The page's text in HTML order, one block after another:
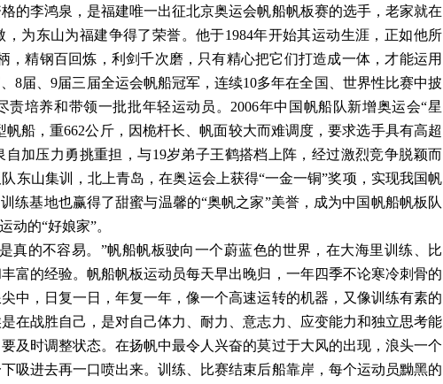
的李鸿泉，是福建唯一出征北京奥运会帆船帆板赛的选手，老家就在
为东山为福建争得了荣誉。他于1984年开始其运动生涯，正如他所
，精钢百回炼，利剑千次磨，只有精心把它们打造成一体，才能运用
8届、9届三届全运会帆船冠军，连续10多年在全国、世界性比赛中披
培养和带领一批批年轻运动员。2006年中国帆船队新增奥运会“星
帆船，重662公斤，因桅杆长、帆面较大而难调度，要求选手具有高超
加压力勇挑重担，与19岁弟子王鹤搭档上阵，经过激烈竞争脱颖而
东山集训，北上青岛，在奥运会上获得“一金一铜”奖项，实现我国帆
练基地也赢得了甜蜜与温馨的“奥帆之家”美誉，成为中国帆船帆板队
动的“好娘家”。
真的不容易。”帆船帆板驶向一个蔚蓝色的世界，在大海里训练、比
富的经验。帆船帆板运动员每天早出晚归，一年四季不论寒冷刺骨的
中，日复一日，年复一年，像一个高速运转的机器，又像训练有素的
在战胜自己，是对自己体力、耐力、意志力、应变能力和独立思考能
及时调整状态。在扬帆中最令人兴奋的莫过于大风的出现，浪头一个
吸进去再一口喷出来。训练、比赛结束后船靠岸，每个运动员黝黑的